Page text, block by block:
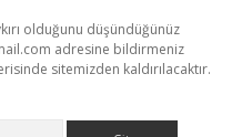
olduğunu düşündüğünüz
adresine bildirmeniz
sitemizden kaldırılacaktır.